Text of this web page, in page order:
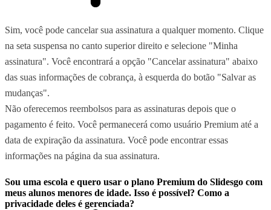
Sim, você pode cancelar sua assinatura a qualquer momento. Clique
na seta suspensa no canto superior direito e selecione "Minha
assinatura". Você encontrará a opção "Cancelar assinatura" abaixo
das suas informações de cobrança, à esquerda do botão "Salvar as
mudanças".
Não oferecemos reembolsos para as assinaturas depois que o
pagamento é feito. Você permanecerá como usuário Premium até a
data de expiração da assinatura. Você pode encontrar essas
informações na página da sua assinatura.
Sou uma escola e quero usar o plano Premium do Slidesgo com
meus alunos menores de idade. Isso é possível? Como a
privacidade deles é gerenciada?